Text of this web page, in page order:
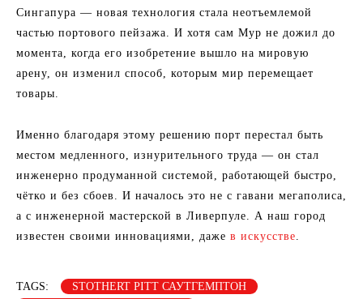
Сингапура — новая технология стала неотъемлемой
частью портового пейзажа. И хотя сам Мур не дожил до
момента, когда его изобретение вышло на мировую
арену, он изменил способ, которым мир перемещает
товары.
Именно благодаря этому решению порт перестал быть
местом медленного, изнурительного труда — он стал
инженерно продуманной системой, работающей быстро,
чётко и без сбоев. И началось это не с гавани мегаполиса,
а с инженерной мастерской в Ливерпуле. А наш город
известен своими инновациями, даже в искусстве.
TAGS:
STOTHERT PITT САУТГЕМПТОН